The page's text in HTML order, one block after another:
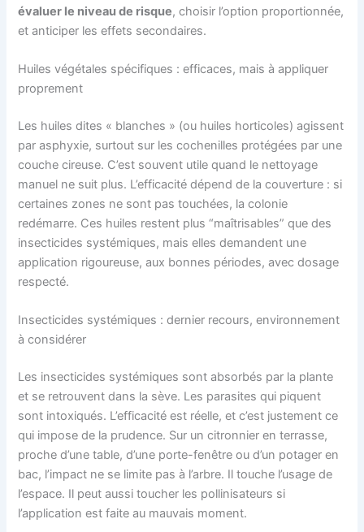
évaluer le niveau de risque, choisir l’option proportionnée,
et anticiper les effets secondaires.
Huiles végétales spécifiques : efficaces, mais à appliquer
proprement
Les huiles dites « blanches » (ou huiles horticoles) agissent
par asphyxie, surtout sur les cochenilles protégées par une
couche cireuse. C’est souvent utile quand le nettoyage
manuel ne suit plus. L’efficacité dépend de la couverture : si
certaines zones ne sont pas touchées, la colonie
redémarre. Ces huiles restent plus “maîtrisables” que des
insecticides systémiques, mais elles demandent une
application rigoureuse, aux bonnes périodes, avec dosage
respecté.
Insecticides systémiques : dernier recours, environnement
à considérer
Les insecticides systémiques sont absorbés par la plante
et se retrouvent dans la sève. Les parasites qui piquent
sont intoxiqués. L’efficacité est réelle, et c’est justement ce
qui impose de la prudence. Sur un citronnier en terrasse,
proche d’une table, d’une porte-fenêtre ou d’un potager en
bac, l’impact ne se limite pas à l’arbre. Il touche l’usage de
l’espace. Il peut aussi toucher les pollinisateurs si
l’application est faite au mauvais moment.